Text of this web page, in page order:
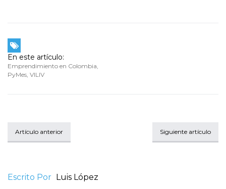
En este artículo:
Emprendimiento en Colombia
PyMes VILIV
Artículo anterior Siguiente artículo
Escrito Por Luis López